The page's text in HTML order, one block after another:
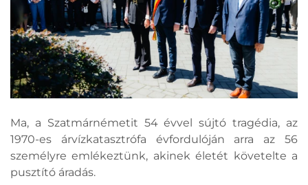
Ma, a Szatmárnémetit 54 évvel sújtó tragédia, az
1970-es árvízkatasztrófa évfordulóján arra az 56
személyre emlékeztünk, akinek életét követelte a
pusztító áradás.